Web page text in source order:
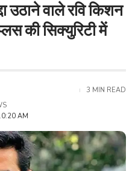
उठाने वाले रवि किशन
की सिक्युरिटी में
AM
3 MIN READ